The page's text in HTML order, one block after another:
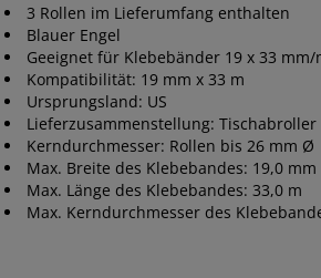
3 Rollen im Lieferumfang enthalten
Blauer Engel
Geeignet für Klebebänder 19 x 33 mm/
Kompatibilität: 19 mm x 33 m
Ursprungsland: US
Lieferzusammenstellung: Tischabroller
Kerndurchmesser: Rollen bis 26 mm Ø
Max. Breite des Klebebandes: 19,0 mm
Max. Länge des Klebebandes: 33,0 m
Max. Kerndurchmesser des